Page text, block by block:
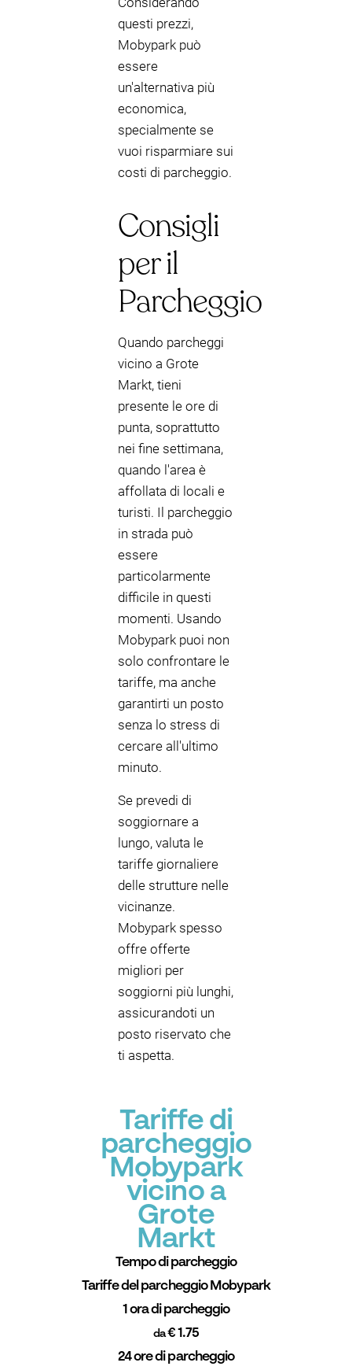
questi prezzi,
Mobypark può
essere
un'alternativa più
economica,
specialmente se
vuoi risparmiare sui
costi di parcheggio.
Consigli
per il
Parcheggio
Quando parcheggi
vicino a Grote
Markt, tieni
presente le ore di
punta, soprattutto
nei fine settimana,
quando l'area è
affollata di locali e
turisti. Il parcheggio
in strada può
essere
particolarmente
difficile in questi
momenti. Usando
Mobypark puoi non
solo confrontare le
tariffe, ma anche
garantirti un posto
senza lo stress di
cercare all'ultimo
minuto.
Se prevedi di
soggiornare a
lungo, valuta le
tariffe giornaliere
delle strutture nelle
vicinanze.
Mobypark spesso
offre offerte
migliori per
soggiorni più lunghi,
assicurandoti un
posto riservato che
ti aspetta.
Tariffe di
parcheggio
Mobypark
vicino a
Grote
Markt
Tempo di parcheggio
Tariffe del parcheggio Mobypark
1 ora di parcheggio
da€ 1.75
24 ore di parcheggio